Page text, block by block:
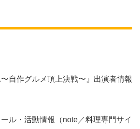
自作グルメ頂上決戦〜』出演者情報
ル・活動情報（note／料理専門サイ